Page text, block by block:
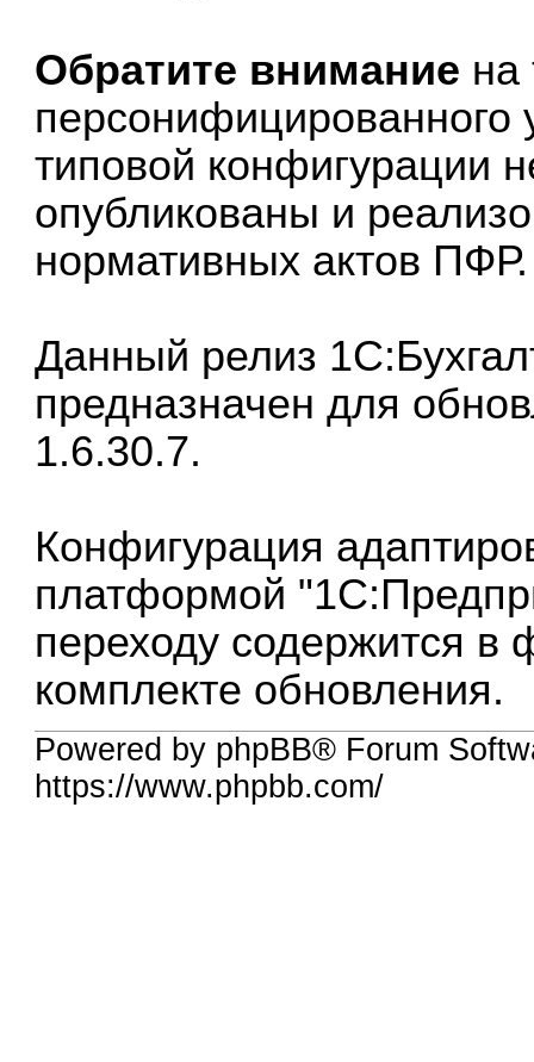
Обратите внимание на
персонифицированного
типовой конфигурации
опубликованы и
нормативных актов ПФР.
Данный релиз
предназначен для
1.6.30.7.
Конфигурация
платформой
переходу содержится в
комплекте обновления.
Powered by phpBB® Forum
https://www.phpbb.com/